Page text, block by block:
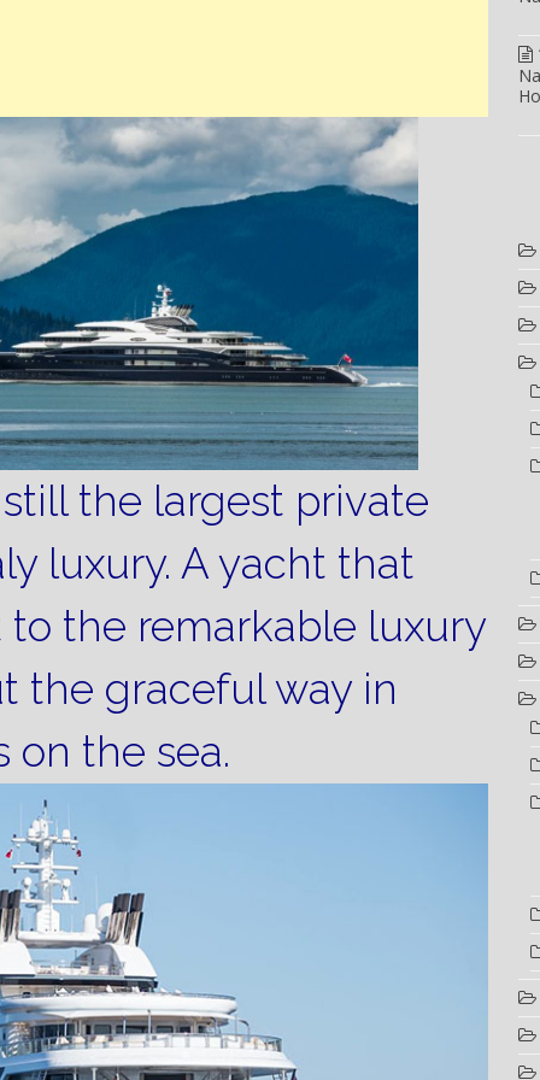
the largest private
luxury. A yacht that
to the remarkable luxury
the graceful way in
on the sea.